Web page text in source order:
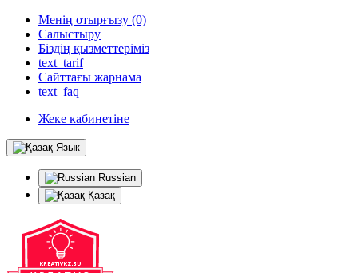
Менің отырғызу (0)
Салыстыру
Біздің қызметтеріміз
text_tarif
Сайттағы жарнама
text_faq
Жеке кабинетіне
Язык
Russian
Қазақ